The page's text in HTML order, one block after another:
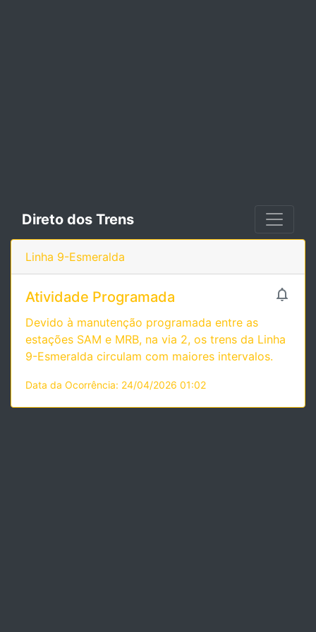
Direto dos Trens
Linha 9-Esmeralda

Atividade Programada
Devido à manutenção programada entre as
estações SAM e MRB, na via 2, os trens da Linha
9-Esmeralda circulam com maiores intervalos.
Data da Ocorrência: 24/04/2026 01:02